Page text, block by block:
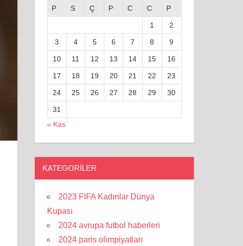
P S Ç P C C P
1 2
3 4 5 6 7 8 9
10 11 12 13 14 15 16
17 18 19 20 21 22 23
24 25 26 27 28 29 30
31
« Kas
KATEGORILER
2023 FIFA Kadınlar Dünya
Kupası
2024 avrupa futbol haberleri
2024 paris olimpiyatları